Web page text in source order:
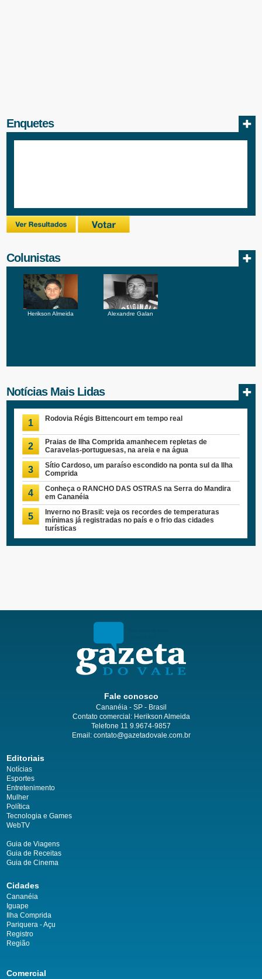
Enquetes
Colunistas
Herikson Almeida Alexandre Galan
Notícias Mais Lidas
1 Rodovia Régis Bittencourt em tempo real
2
Praias de Ilha Comprida amanhecem repletas de
Caravelas-portuguesas, na areia e na água
3
Sítio Cardoso, um paraíso escondido na ponta sul da Ilha
Comprida
4
Conheça o RANCHO DAS OSTRAS na Serra do Mandira
em Cananéia
5
Inverno no Brasil: veja os recordes de temperaturas
mínimas já registradas no país e o frio das cidades
turísticas
Fale conosco
Cananéia - SP - Brasil
Contato comercial: Herikson Almeida
Telefone 11 9.9674-9857
Email: contato@gazetadovale.com.br
Editoriais
Notícias
Esportes
Entretenimento
Mulher
Política
Tecnologia e Games
WebTV
Guia de Viagens
Guia de Receitas
Guia de Cinema
Cidades
Cananéia
Iguape
Ilha Comprida
Pariquera - Açu
Registro
Região
Comercial